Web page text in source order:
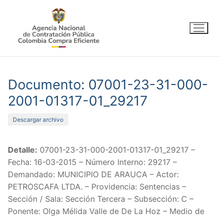
contenido
Documento: 07001-23-31-000-
2001-01317-01_29217
Descargar archivo
Detalle: 07001-23-31-000-2001-01317-01_29217 –
Fecha: 16-03-2015 – Número Interno: 29217 –
Demandado: MUNICIPIO DE ARAUCA – Actor:
PETROSCAFA LTDA. – Providencia: Sentencias –
Sección / Sala: Sección Tercera – Subsección: C –
Ponente: Olga Mélida Valle de De La Hoz – Medio de